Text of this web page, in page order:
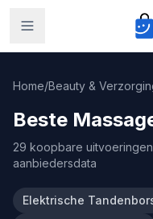
Home/Beauty &
Beste
29 koopbare
aanbiedersdata
Elektrische